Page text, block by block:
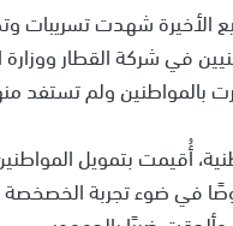
الأخيرة شهدت
في شركة القطار
بالمواطنين ولم
أُقيمت بتمويل
ضوء تجربة الخصخصة